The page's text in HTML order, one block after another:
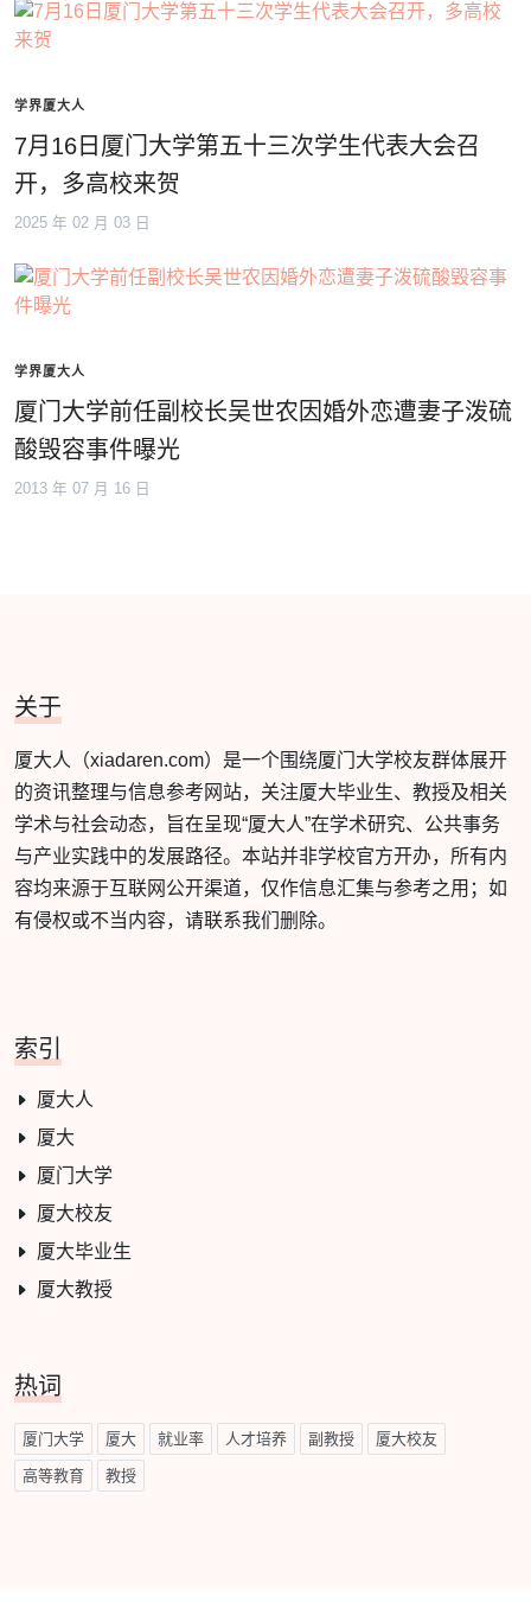
学界厦大人
7月16日厦门大学第五十三次学生代表大会召
开，多高校来贺
2025 年 02 月 03 日
学界厦大人
厦门大学前任副校长吴世农因婚外恋遭妻子泼硫
酸毁容事件曝光
2013 年 07 月 16 日
关于
厦大人（xiadaren.com）是一个围绕厦门大学校友群体展开
的资讯整理与信息参考网站，关注厦大毕业生、教授及相关
学术与社会动态，旨在呈现“厦大人”在学术研究、公共事务
与产业实践中的发展路径。本站并非学校官方开办，所有内
容均来源于互联网公开渠道，仅作信息汇集与参考之用；如
有侵权或不当内容，请联系我们删除。
索引
厦大人
厦大
厦门大学
厦大校友
厦大毕业生
厦大教授
热词
厦门大学 厦大 就业率 人才培养 副教授 厦大校友
高等教育 教授